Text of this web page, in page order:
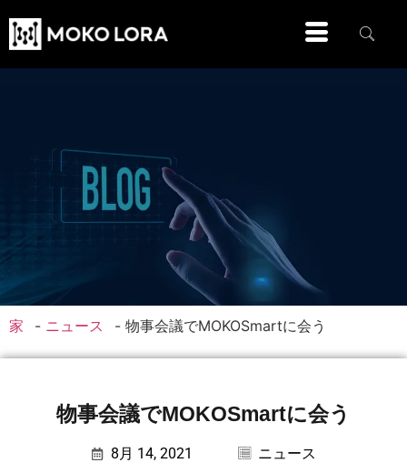
家 - ニュース - 物事会議でMOKOSmartに会う
物事会議でMOKOSmartに会う
8月 14, 2021 ニュース